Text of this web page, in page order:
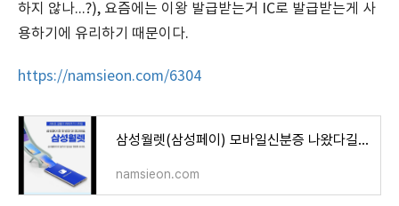
하지 않나...?), 요즘에는 이왕 발급받는거 IC로 발급받는게 사
용하기에 유리하기 때문이다.
https://namsieon.com/6304
삼성월렛(삼성페이) 모바일신분증 나왔다길래 IC운전면허증 새로 발급받으려다가 적성검사 때문
namsieon.com